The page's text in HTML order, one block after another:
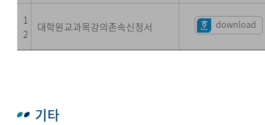
1
2
대학원교과목강의존속신청서 download
기타